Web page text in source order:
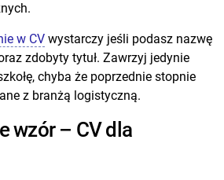
w CV wystarczy jeśli podasz nazwę
zdobyty tytuł. Zawrzyj jedynie
chyba że poprzednie stopnie
z branżą logistyczną.
wzór – CV dla